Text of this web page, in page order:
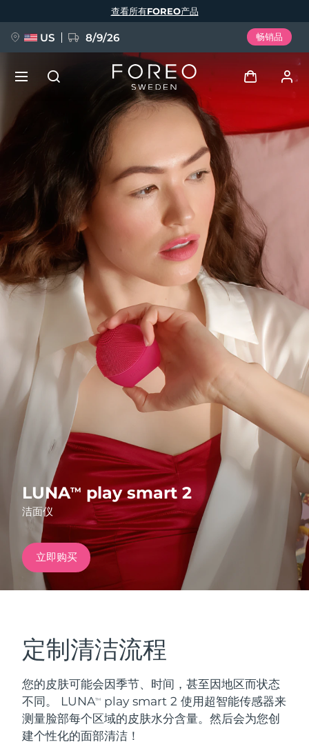
LUNATM play smart 2
洁面仪
立即购买
定制清洁流程
您的皮肤可能会因季节、时间，甚至因地区而状态
不同。 LUNATM
play smart 2 使用超智能传感器来
测量脸部每个区域的皮肤水分含量。然后会为您创
建个性化的面部清洁！
查看所有FOREO产品
US 8/9/26 畅销品
登录
我的设备
我的订单
我的地址
我的订阅
FAQ™ Pure Beauty-Tech Elixir
BREAKING NEWS
issa™ Teeth Whitening Set
FAQ™ Dual LED Panel
热门产品
特别优惠 畅销产品
红光疗法
面部清洁
LUNA™ 4 套装
Anti-aging massage
紧致提拉
BEAR™ 2 套装
Microcurrent toning
语言
English Deutsch
Español
Français
Português
Polski
Svenska
Русский
Türkçe
简体中文 繁體中文
发货国家
美国 预计送达日期 8/9/26
英国 预计送达日期 8/8/26
西班牙 预计送达日期8/8/26
澳大利亚 预计送达日期8/11/26
预计送达日期
德国 预计送达日期
加拿大
奥地利
比利时 预计送达日期8/8/26
百慕大